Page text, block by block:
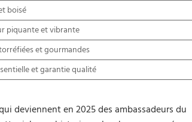
boisé
piquante et vibrante
et gourmandes
et garantie qualité
deviennent en 2025 des ambassadeurs du